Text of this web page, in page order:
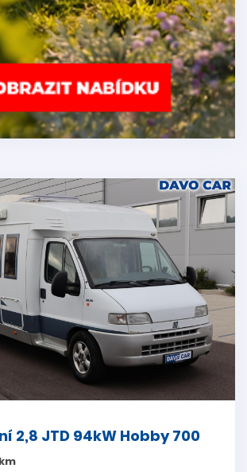
2,8 JTD 94kW Hobby 700